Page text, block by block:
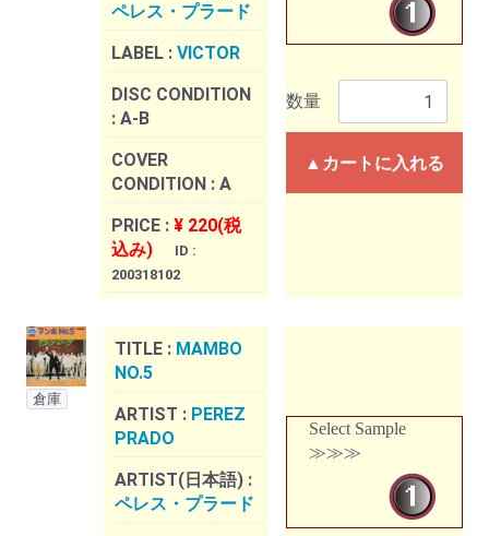
ペレス・プラード
LABEL : VICTOR
DISC CONDITION
: A-B
COVER
CONDITION : A
PRICE : ¥ 220(税
込み)
ID :
200318102
数量
▲カートに入れる
倉庫
TITLE : MAMBO
NO.5
ARTIST : PEREZ
PRADO
ARTIST(日本語) :
ペレス・プラード
Select Sample
≫≫≫